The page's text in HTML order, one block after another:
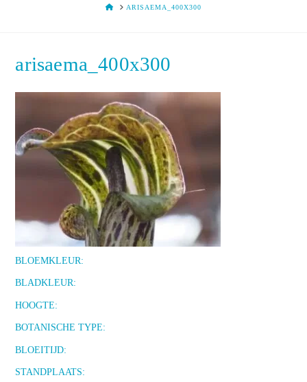
HOMEARISAEMA_400X300
arisaema_400x300
BLOEMKLEUR:
BLADKLEUR:
HOOGTE:
BOTANISCHE TYPE:
BLOEITIJD:
STANDPLAATS: